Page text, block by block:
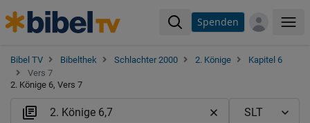
Spenden
Bibel TV Bibelthek Schlachter 2000 2. Könige
Kapitel 6
Vers 7
2. Könige 6, Vers 7